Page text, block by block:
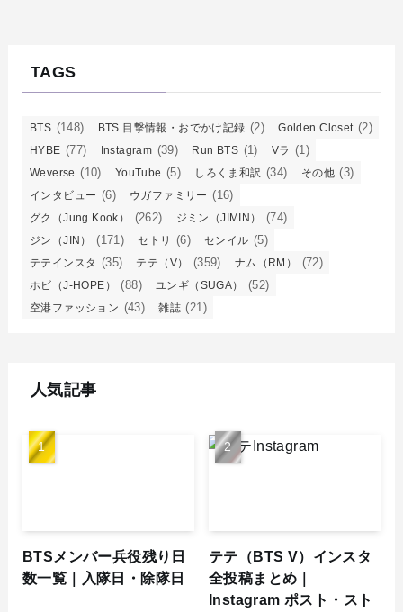
TAGS
BTS (148) BTS 目撃情報・おでかけ記録 (2) Golden Closet (2)
HYBE (77) Instagram (39) Run BTS (1) Vラ (1)
Weverse (10) YouTube (5) しろくま和訳 (34) その他 (3)
インタビュー (6) ウガファミリー (16)
グク（Jung Kook） (262) ジミン（JIMIN） (74)
ジン（JIN） (171) セトリ (6) センイル (5)
テテインスタ (35) テテ（V） (359) ナム（RM） (72)
ホビ（J-HOPE） (88) ユンギ（SUGA） (52)
空港ファッション (43) 雑誌 (21)
人気記事
BTSメンバー兵役残り日
数一覧｜入隊日・除隊日
テテ（BTS V）インスタ
全投稿まとめ｜
Instagram ポスト・スト